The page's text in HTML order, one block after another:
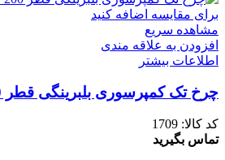
برای مقایسه اضافه کنید
مشاهده سریع
افزودن به علاقه مندی
اطلاعات بیشتر
چرخ تک کمپرسوری بلبرینگی قطر 200 میلی متر
کد کالا: 1709
تماس بگیرید